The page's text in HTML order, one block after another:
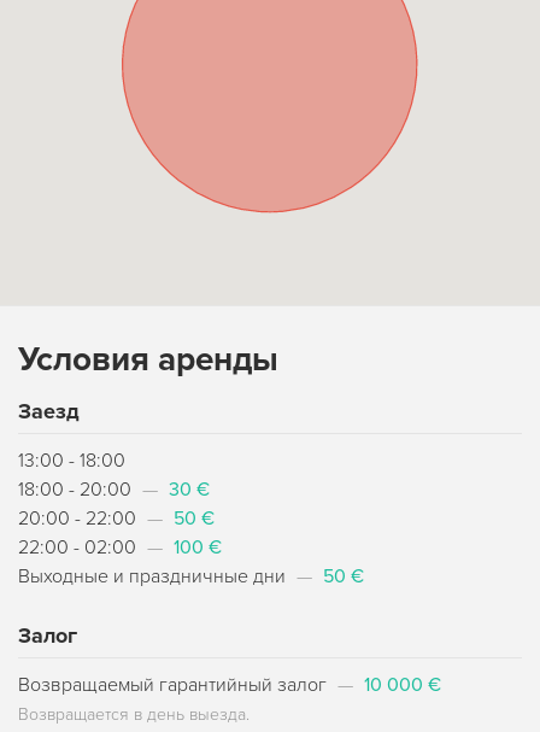
Условия аренды
Заезд
13:00 - 18:00
18:00 - 20:00 — 30 €
20:00 - 22:00 — 50 €
22:00 - 02:00 — 100 €
Выходные и праздничные дни — 50 €
Залог
Возвращаемый гарантийный залог — 10 000 €
Возвращается в день выезда.